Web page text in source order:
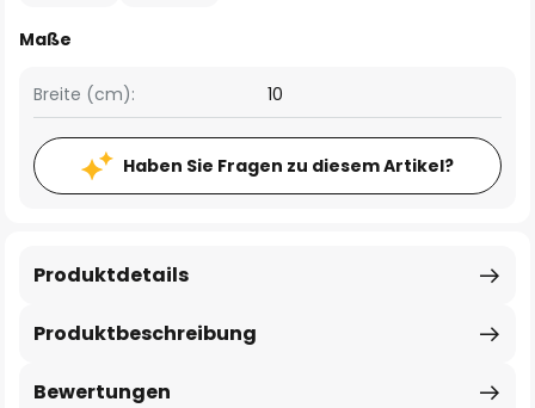
Maße
Breite (cm): 10
Haben Sie Fragen zu diesem Artikel?
Produktbeschreibung
Produktdetails
Bewertungen